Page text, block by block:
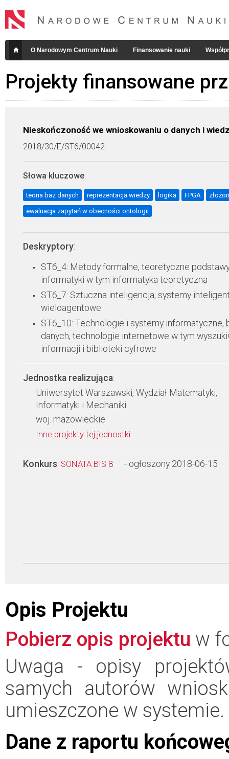
O Narodowym Centrum Nauki Finansowanie nauki
Projekty finansowane
Nieskończoność we wnioskowaniu o danych i
2018/30/E/ST6/00042
Słowa kluczowe:
teoria baz danych reprezentacja wiedzy logika FPGA
ewaluacja zapytań w obecności ontologii
Deskryptory:
ST6_4: Metody formalne, teoretyczne
informatyki w tym informatyka teoretyczna
ST6_7: Sztuczna inteligencja, systemy
wieloagentowe
ST6_10: Technologie i systemy informatyczne,
danych, technologie internetowe w tym
informacji i biblioteki cyfrowe
Jednostka realizująca:
Uniwersytet Warszawski, Wydział Matematyki,
Informatyki i Mechaniki
woj. mazowieckie
Inne projekty tej jednostki
Konkurs: SONATA BIS 8 - ogłoszony 2018-06-15
Opis Projektu
Pobierz opis projektu w
Uwaga - opisy
samych autorów
umieszczone w systemie.
Dane z raportu